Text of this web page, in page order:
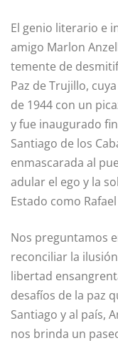
El genio literario e
amigo Marlon
temente de
Paz de Trujillo,
de 1944 con un
y fue inaugurado
Santiago de los
enmascarada al
adular el ego y la
Estado como
Nos preguntamos
reconciliar la
liber­tad
desafíos de la paz
Santiago y al país,
nos brinda un